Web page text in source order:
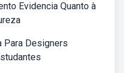
Evidencia Quanto à
Para Designers